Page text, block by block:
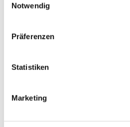
Notwendig
Präferenzen
Statistiken
Marketing